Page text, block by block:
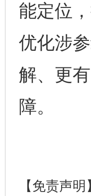
能定位
优化涉
解、更
障。
【免责声
完善运行机制助